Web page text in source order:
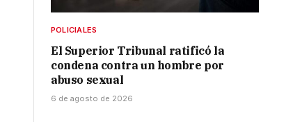
POLICIALES
El Superior Tribunal ratificó la
condena contra un hombre por
abuso sexual
6 de agosto de 2026